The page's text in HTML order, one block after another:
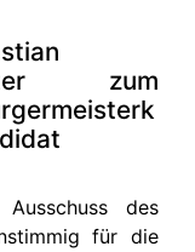
zum
des
für die